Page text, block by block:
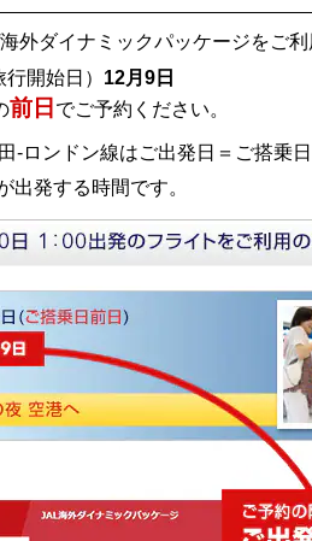
外ダイナミックパッケージをご
開始日） 12月9日
前日 でご予約ください。
ロンドン線はご出発日＝ご搭乗
出発する時間です。